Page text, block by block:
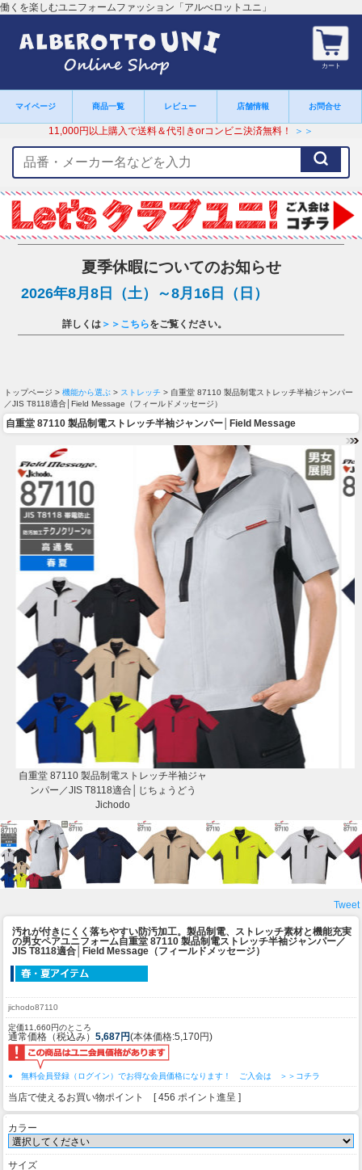
働くを楽しむユニフォームファッション「アルべロットユニ」
カート
マイページ 商品一覧 レビュー 店舗情報 お問合せ
11,000円以上購入で送料＆代引きorコンビニ決済無料！ ＞＞
ー
ワ
ー
ド
夏季休暇についてのお知らせ
2026年8月8日（土）～8月16日（日）
詳しくは ＞＞こちらをご覧ください。
トップページ > 機能から選ぶ > ストレッチ > 自重堂 87110 製品制電ストレッチ半袖ジャンパー
／JIS T8118適合│Field Message（フィールドメッセージ）
自重堂 87110 製品制電ストレッチ半袖ジャンパー│Field Message
自重堂 87110 製品制電ストレッチ半袖ジャ
ンパー／JIS T8118適合│じちょうどう
Jichodo
Tweet
汚れが付きにくく落ちやすい防汚加工。製品制電、ストレッチ素材と機能充実
の男女ペアユニフォーム自重堂 87110 製品制電ストレッチ半袖ジャンパー／
JIS T8118適合│Field Message（フィールドメッセージ）
jichodo87110
定価11,660円のところ
通常価格（税込み） 5,687円(本体価格:5,170円)
● 無料会員登録（ログイン）でお得な会員価格になります！ ご入会は ＞＞コチラ
当店で使えるお買い物ポイント [ 456 ポイント進呈 ]
カラー
サイズ